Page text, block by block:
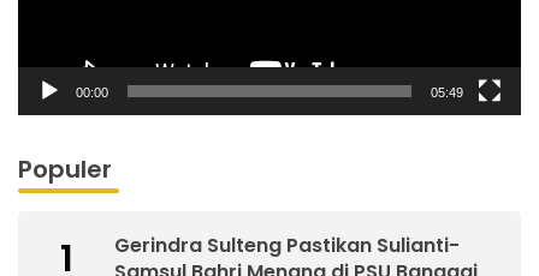
00:00 05:49
Populer
1
Gerindra Sulteng Pastikan Sulianti-